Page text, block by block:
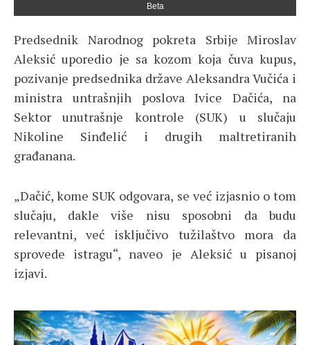
Beta
Predsednik Narodnog pokreta Srbije Miroslav
Aleksić uporedio je sa kozom koja čuva kupus,
pozivanje predsednika države Aleksandra Vučića i
ministra untrašnjih poslova Ivice Dačića, na
Sektor unutrašnje kontrole (SUK) u slučaju
Nikoline Sinđelić i drugih maltretiranih
građanana.
„Dačić, kome SUK odgovara, se već izjasnio o tom
slučaju, dakle više nisu sposobni da budu
relevantni, već isključivo tužilaštvo mora da
sprovede istragu“, naveo je Aleksić u pisanoj
izjavi.